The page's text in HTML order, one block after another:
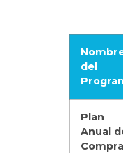
del
Plan
Anual